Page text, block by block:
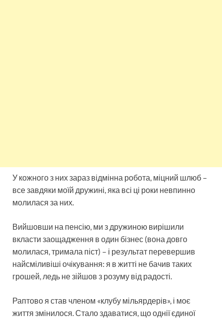
У кожного з них зараз відмінна робота, міцний шлюб –
все завдяки моїй дружині, яка всі ці роки невпинно
молилася за них.
Вийшовши на пенсію, ми з дружиною вирішили
вкласти заощадження в один бізнес (вона довго
молилася, тримала піст) – і результат перевершив
найсміливіші очікування: я в житті не бачив таких
грошей, ледь не зійшов з розуму від радості.
Раптово я став членом «клубу мільярдерів», і моє
життя змінилося. Стало здаватися, що однії єдиної